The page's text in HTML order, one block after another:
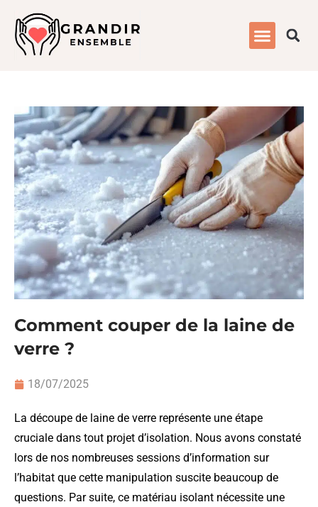
Comment couper de la laine de
verre ?
18/07/2025
La découpe de laine de verre représente une étape
cruciale dans tout projet d’isolation. Nous avons constaté
lors de nos nombreuses sessions d’information sur
l’habitat que cette manipulation suscite beaucoup de
questions. Par suite, ce matériau isolant nécessite une